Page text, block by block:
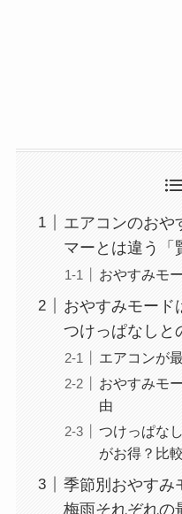
エアコンのおや
マーとは違う「
おやすみモ
おやすみモード
つけっぱなしと
エアコンが
おやすみモ
由
つけっぱな
がお得？比
季節別おやすみ
梅雨それぞれの